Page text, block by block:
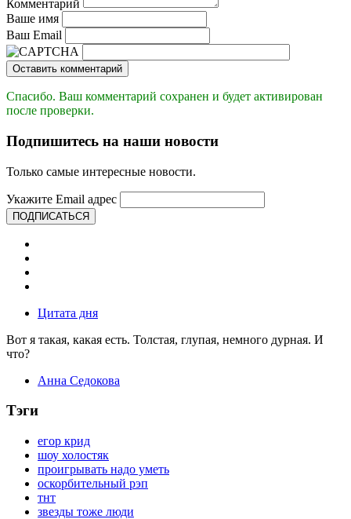
Комментарий
Ваше имя
Ваш Email
Оставить комментарий
Спасибо. Ваш комментарий сохранен и будет активирован
после проверки.
Подпишитесь на наши новости
Только самые интересные новости.
Укажите Email адрес
ПОДПИСАТЬСЯ
Цитата дня
Вот я такая, какая есть. Толстая, глупая, немного дурная. И
что?
Анна Седокова
Тэги
егор крид
шоу холостяк
проигрывать надо уметь
оскорбительный рэп
тнт
звезды тоже люди